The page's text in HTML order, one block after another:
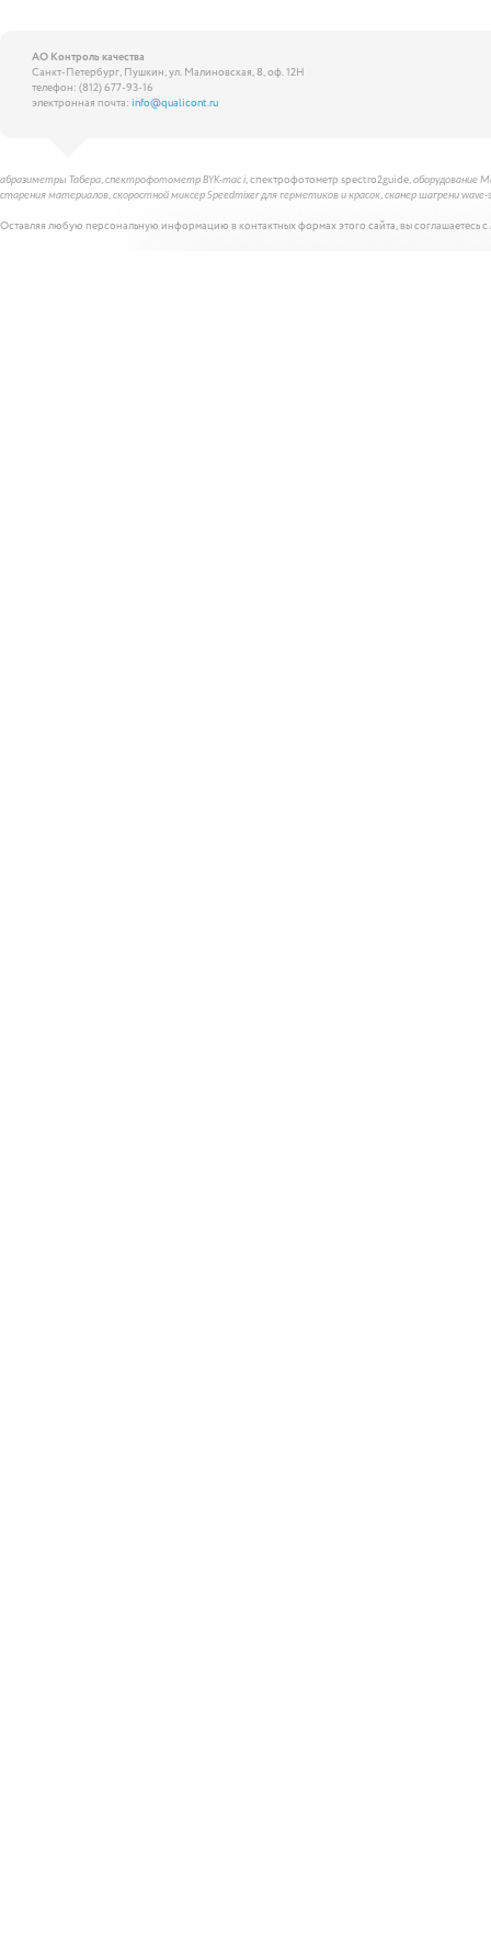
АО Контроль качества
Санкт-Петербург, Пушкин, ул. Малиновская, 8, оф. 12Н
телефон: (812) 677-93-16
электронная почта: info@qualicont.ru
абразиметры Табера,спектрофотометр BYK-mac i, спектрофотометр spectro2guide,оборудование
старения материалов,скоростной миксер Speedmixer для герметиков и красок,сканер шагрени wave-
Оставляя любую персональную информацию в контактных формах этого сайта, вы соглашаетесь с